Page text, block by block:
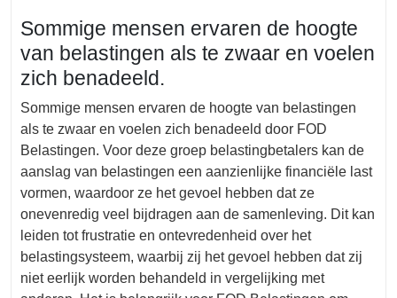
Sommige mensen ervaren de hoogte
van belastingen als te zwaar en voelen
zich benadeeld.
Sommige mensen ervaren de hoogte van belastingen
als te zwaar en voelen zich benadeeld door FOD
Belastingen. Voor deze groep belastingbetalers kan de
aanslag van belastingen een aanzienlijke financiële last
vormen, waardoor ze het gevoel hebben dat ze
onevenredig veel bijdragen aan de samenleving. Dit kan
leiden tot frustratie en ontevredenheid over het
belastingsysteem, waarbij zij het gevoel hebben dat zij
niet eerlijk worden behandeld in vergelijking met